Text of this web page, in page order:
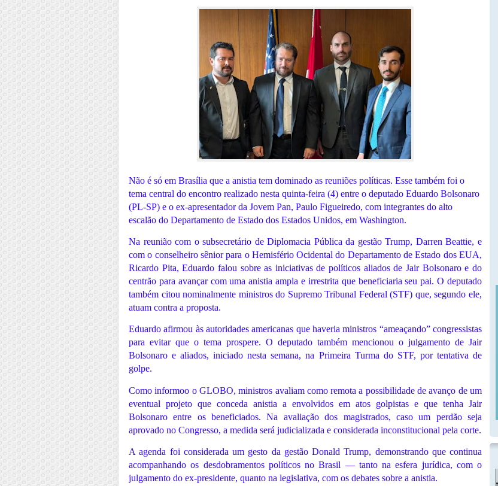
Não é só em Brasília que a anistia tem dominado as reuniões políticas. Esse também foi o
tema central do encontro realizado nesta quinta-feira (4) entre o deputado Eduardo Bolsonaro
(PL-SP) e o ex-apresentador da Jovem Pan, Paulo Figueiredo, com integrantes do alto
escalão do Departamento de Estado dos Estados Unidos, em Washington.
Na reunião com o subsecretário de Diplomacia Pública da gestão Trump, Darren Beattie, e
com o conselheiro sênior para o Hemisfério Ocidental do Departamento de Estado dos EUA,
Ricardo Pita, Eduardo falou sobre as iniciativas de políticos aliados de Jair Bolsonaro e do
centrão para avançar com uma anistia ampla e irrestrita que beneficiaria seu pai. O deputado
também citou nominalmente ministros do Supremo Tribunal Federal (STF) que, segundo ele,
atuam contra a proposta.
Eduardo afirmou às autoridades americanas que haveria ministros “ameaçando” congressistas
para evitar que o tema prospere. O deputado também mencionou o julgamento de Jair
Bolsonaro e aliados, iniciado nesta semana, na Primeira Turma do STF, por tentativa de
golpe.
Como informoo o GLOBO, ministros avaliam como remota a possibilidade de avanço de um
eventual projeto que conceda anistia a envolvidos em atos golpistas e que tenha Jair
Bolsonaro entre os beneficiados. Na avaliação dos magistrados, caso um perdão seja
aprovado no Congresso, a medida será judicializada e considerada inconstitucional pela corte.
A agenda foi considerada um gesto da gestão Donald Trump, demonstrando que continua
acompanhando os desdobramentos políticos no Brasil — tanto na esfera jurídica, com o
julgamento do ex-presidente, quanto na legislativa, com os debates sobre a anistia.